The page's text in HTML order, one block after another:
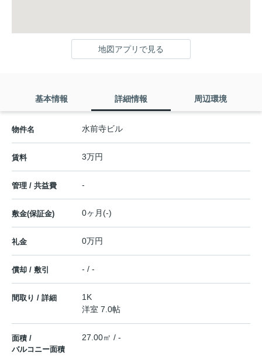
地図アプリで見る
基本情報 詳細情報 周辺環境
物件名 水前寺ビル
賃料 3万円
管理 / 共益費 -
敷金(保証金) 0ヶ月(-)
礼金 0万円
償却 / 敷引 - / -
間取り / 詳細
1K
洋室 7.0帖
面積 /
バルコニー面積
27.00㎡ / -